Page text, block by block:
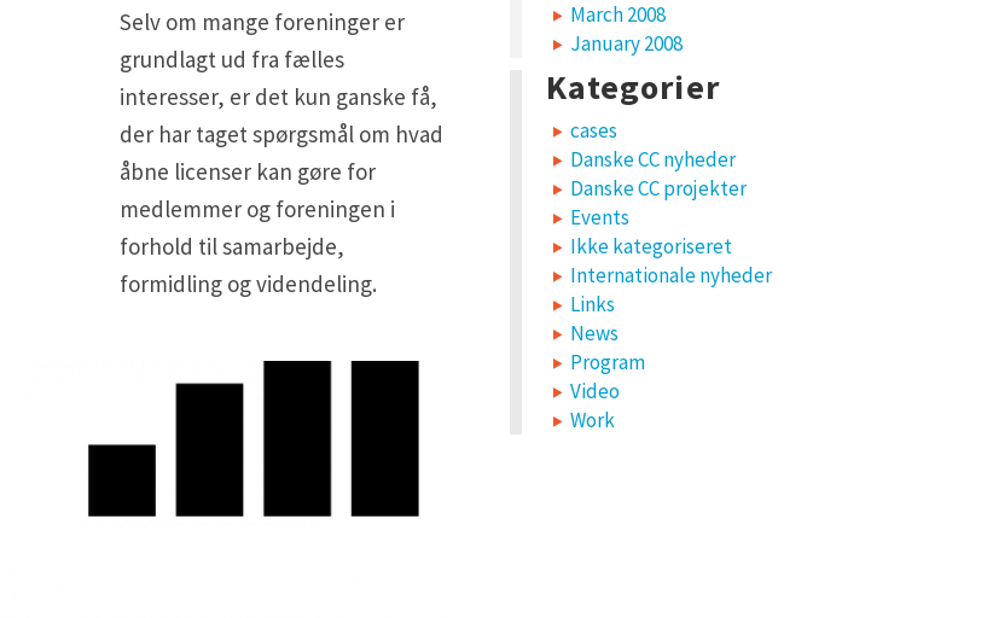
Selv om mange foreninger er
grundlagt ud fra fælles
interesser, er det kun ganske få,
der har taget spørgsmål om hvad
åbne licenser kan gøre for
medlemmer og foreningen i
forhold til samarbejde,
formidling og videndeling.
March 2008
January 2008
Kategorier
cases
Danske CC nyheder
Danske CC projekter
Events
Ikke kategoriseret
Internationale nyheder
Links
News
Program
Video
Work